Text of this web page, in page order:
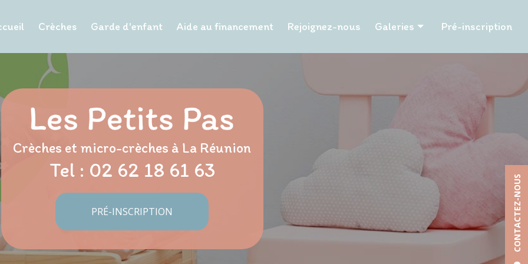
CONTACTEZ-NOUS
Crèches Garde d'enfant Aide au financement Rejoignez-nous Galeries
Les P'tits Papangues
Les P'tits Papillons
Les Petits Pinpins
Pré-inscription
Crèches et micro-crèches à La Réunion
Tel : 02 62 18 61 63
PRÉ-INSCRIPTION